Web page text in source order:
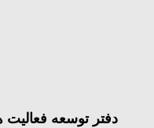
دفتر توسعه